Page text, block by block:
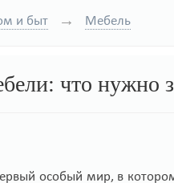
и быт Мебель
что нужно
особый мир, в